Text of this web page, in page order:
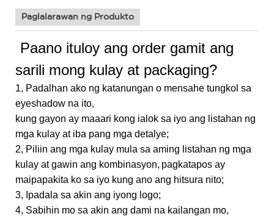
Paglalarawan ng Produkto
Paano ituloy ang order gamit ang
sarili mong kulay at packaging?
1, Padalhan ako ng katanungan o mensahe tungkol sa
eyeshadow na ito,
kung gayon ay maaari kong ialok sa iyo ang listahan ng
mga kulay at iba pang mga detalye;
2, Piliin ang mga kulay mula sa aming listahan ng mga
kulay at gawin ang kombinasyon, pagkatapos ay
maipapakita ko sa iyo kung ano ang hitsura nito;
3, Ipadala sa akin ang iyong logo;
4, Sabihin mo sa akin ang dami na kailangan mo,